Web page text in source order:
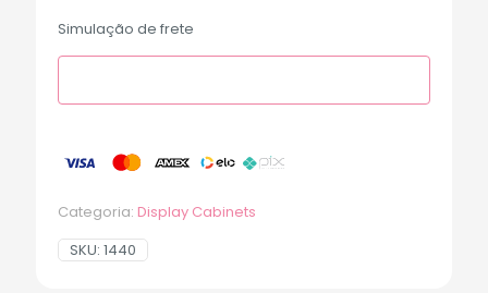
Simulação de frete
Categoria: Display Cabinets
SKU: 1440